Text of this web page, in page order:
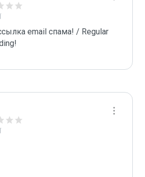
email спама! / Regular